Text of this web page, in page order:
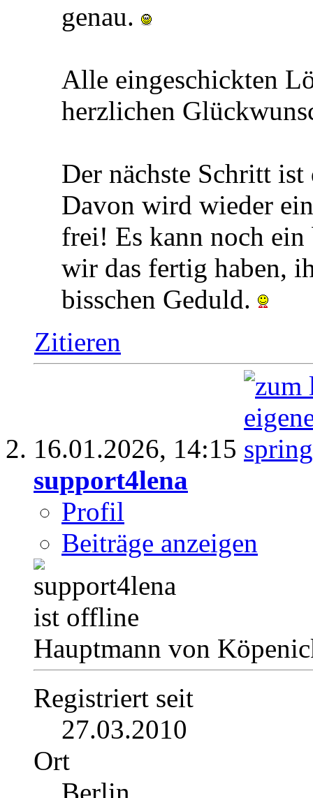
genau.
Alle eingeschickten
herzlichen
Der nächste Schritt
Davon wird wieder
frei! Es kann noch ein
wir das fertig haben,
bisschen Geduld.
Zitieren
16.01.2026, 14:15
support4lena
Profil
Beiträge anzeigen
Hauptmann von
Registriert seit
27.03.2010
Ort